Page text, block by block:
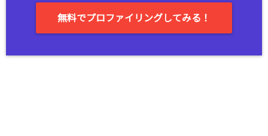
無料でプロファイリングしてみる！